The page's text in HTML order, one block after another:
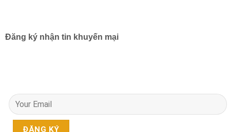
Đăng ký nhận tin khuyến mại